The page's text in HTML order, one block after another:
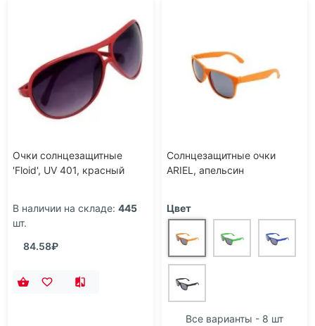
Очки солнцезащитные
'Floid', UV 401, красный
В наличии на складе: 445
шт.
84.58₽
Солнцезащитные очки
ARIEL, апельсин
Цвет
Все варианты - 8 шт